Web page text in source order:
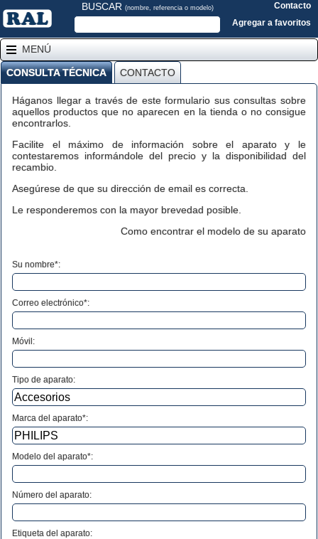
BUSCAR (nombre, referencia o modelo)
Contacto
Agregar a favoritos
MENÚ
CONSULTA TÉCNICA CONTACTO
Háganos llegar a través de este formulario sus consultas sobre
aquellos productos que no aparecen en la tienda o no consigue
encontrarlos.
Facilite el máximo de información sobre el aparato y le
contestaremos informándole del precio y la disponibilidad del
recambio.
Asegúrese de que su dirección de email es correcta.
Le responderemos con la mayor brevedad posible.
Como encontrar el modelo de su aparato
Su nombre*:
Correo electrónico*:
Móvil:
Tipo de aparato:
Marca del aparato*:
Modelo del aparato*:
Número del aparato:
Etiqueta del aparato: